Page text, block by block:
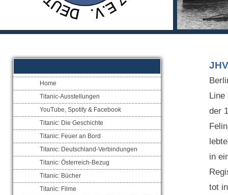
Home
Titanic-Ausstellungen
YouTube, Spotify & Facebook
Titanic: Die Geschichte
Titanic: Feuer an Bord
Titanic: Deutschland-Verbindungen
Titanic: Österreich-Bezug
Titanic: Bücher
Titanic: Filme
Line
der
in
tot